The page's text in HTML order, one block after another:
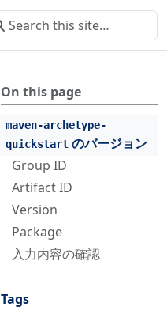
On this page
maven-archetype-
quickstart のバージョン
Group ID
Artifact ID
Version
Package
入力内容の確認
Tags